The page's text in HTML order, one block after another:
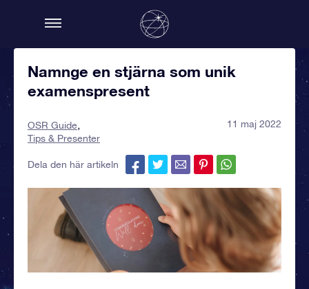
Namnge en stjärna som unik
examenspresent
OSR Guide
Tips & Presenter
11 maj 2022
Dela den här artikeln